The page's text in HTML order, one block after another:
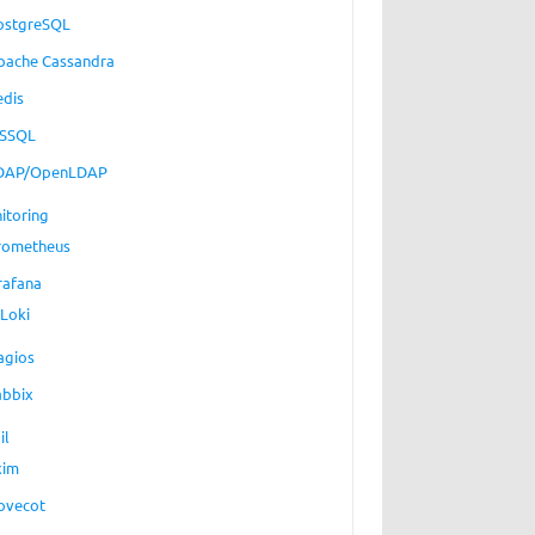
Cassandra
OpenLDAP
Loki